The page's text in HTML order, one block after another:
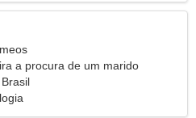
a procura de um marido